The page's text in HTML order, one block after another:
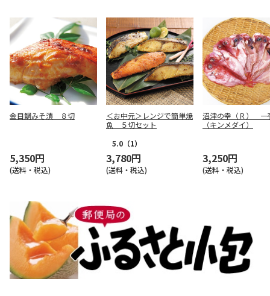
金目鯛みそ漬 ８切
5,350円
(送料・税込)
＜お中元＞レンジで簡単焼
魚 ５切セット
5.0 （1）
3,780円
(送料・税込)
沼津の幸（Ｒ） 一
（キンメダイ）
3,250円
(送料・税込)